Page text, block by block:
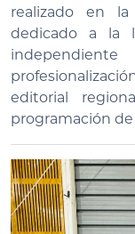
realizado en
dedicado a la
editorial
programación